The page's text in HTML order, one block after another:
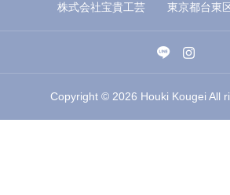
株式会社宝貴工芸 東京都台東
Copyright © 2026 Houki Kougei All